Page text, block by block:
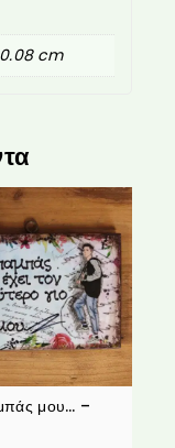
cm
μου… –